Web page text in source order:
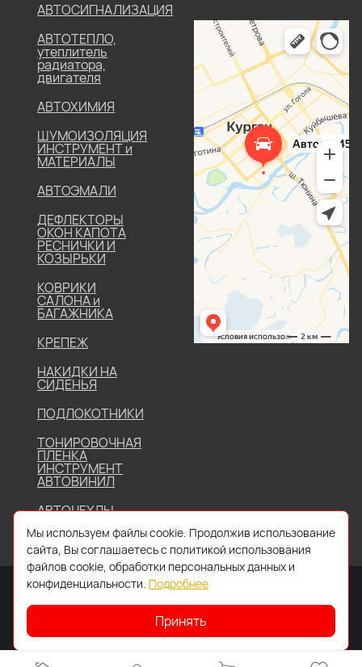
АВТОСИГНАЛИЗАЦИЯ
АВТОТЕПЛО,
утеплитель
радиатора,
двигателя
АВТОХИМИЯ
ШУМОИЗОЛЯЦИЯ
ИНСТРУМЕНТ и
МАТЕРИАЛЫ
АВТОЭМАЛИ
ДЕФЛЕКТОРЫ
ОКОН КАПОТА
РЕСНИЧКИ И
КОЗЫРЬКИ
КОВРИКИ
САЛОНА и
БАГАЖНИКА
КРЕПЕЖ
НАКИДКИ НА
СИДЕНЬЯ
ПОДЛОКОТНИКИ
ТОНИРОВОЧНАЯ
ПЛЕНКА
ИНСТРУМЕНТ
АВТОВИНИЛ
АВТОЧЕХЛЫ
2026 © Все права защищены. Работает наIDIGI
Мы используем файлы cookie. Продолжив использование
сайта, Вы соглашаетесь с политикой использования
файлов cookie, обработки персональных данных и
конфиденциальности. Подробнее
Принять